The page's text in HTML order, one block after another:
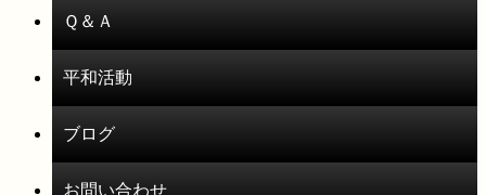
Ｑ＆Ａ
平和活動
ブログ
お問い合わせ